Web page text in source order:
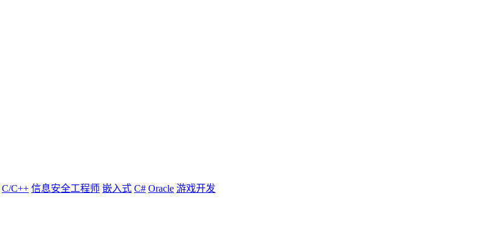
C/C++ 信息安全工程师 嵌入式 C# Oracle 游戏开发